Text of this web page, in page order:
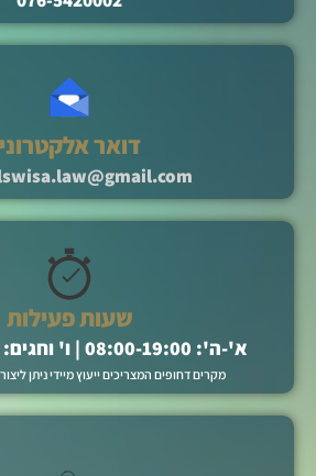
דואר אלקטרוני
שעות פעילות
א'-ה': 08:00-19:00 | ו' וחגים: 08:00-14:00
מקרים דחופים המצריכים ייעוץ מיידי ניתן ליצור